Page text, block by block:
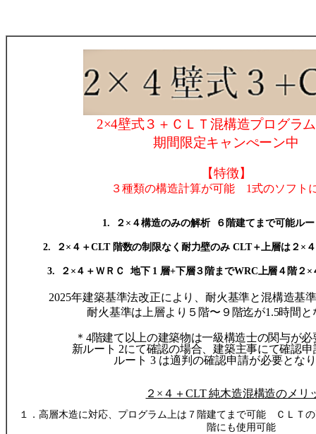
2×4壁式３＋ＣＬＴ混構造プログラ
期間限定キャンぺーン中
【特徴】
３種類の構造計算が可能 1式のソフト
1. ２ × ４構造のみの解析 ６階建てまで可能ル
2. ２ × ４＋CLT 階数の制限なく耐力壁のみ CLT＋上層は２ ×
3. ２ × ４＋ＷＲＣ 地下 1 層+下層３階までWRC 上層４階２ ×
2025年建築基準法改正により、耐火基準と混構造基
耐火基準は上層より５階〜９階迄が1.5時間
＊ 4階建て以上の建築物は⼀級構造士の関与が必
新ルート 2にて確認の場合、建築主事にて確認申
ルート 3 は適判の確認申請が必要とな
２ × ４＋CLT 純木造混構造のメリ
１． 高層木造に対応、プログラム上は７階建てまで可能 ＣＬＴ
階にも使用可能